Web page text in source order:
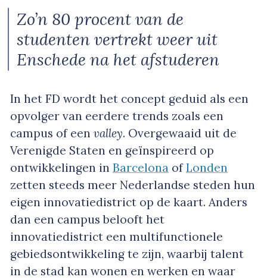
Zo’n 80 procent van de
studenten vertrekt weer uit
Enschede na het afstuderen
In het FD wordt het concept geduid als een
opvolger van eerdere trends zoals een
campus of een valley. Overgewaaid uit de
Verenigde Staten en geïnspireerd op
ontwikkelingen in Barcelona ofLonden
zetten steeds meer Nederlandse steden hun
eigen innovatiedistrict op de kaart. Anders
dan een campus belooft het
innovatiedistrict een multifunctionele
gebiedsontwikkeling te zijn, waarbij talent
in de stad kan wonen en werken en waar